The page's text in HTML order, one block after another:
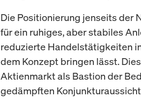
Die Positionierung jenseits der
für ein ruhiges, aber stabiles
reduzierte Handelstätigkeiten
dem Konzept bringen lässt.
Aktienmarkt als Bastion der
gedämpften